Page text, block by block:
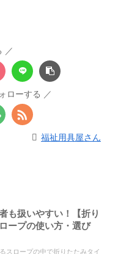
ローする
福祉用具屋さん
も扱いやすい！【折り
ープの使い方・選び
スロープの中で折りたたみタイ